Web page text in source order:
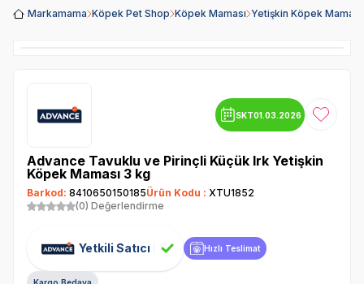
Markamama Köpek Pet Shop Köpek Maması Yetişkin Köpek Maması
SKT01.03.2026 Favoriye
Advance Tavuklu ve Pirinçli Küçük Irk Yetişkin
Köpek Maması 3 kg
Barkod: 8410650150185Ürün Kodu : XTU1852
(0) Değerlendirme
Yetkili Satıcı Hızlı Teslimat
Kargo Bedava